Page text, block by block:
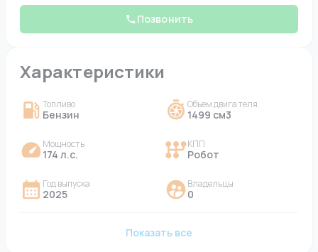
Позвонить
Характеристики
Топливо
Бензин
Объем двигателя
1499 см3
Мощность
174 л.с.
КПП
Робот
Год выпуска
2025
Владельцы
0
Показать все